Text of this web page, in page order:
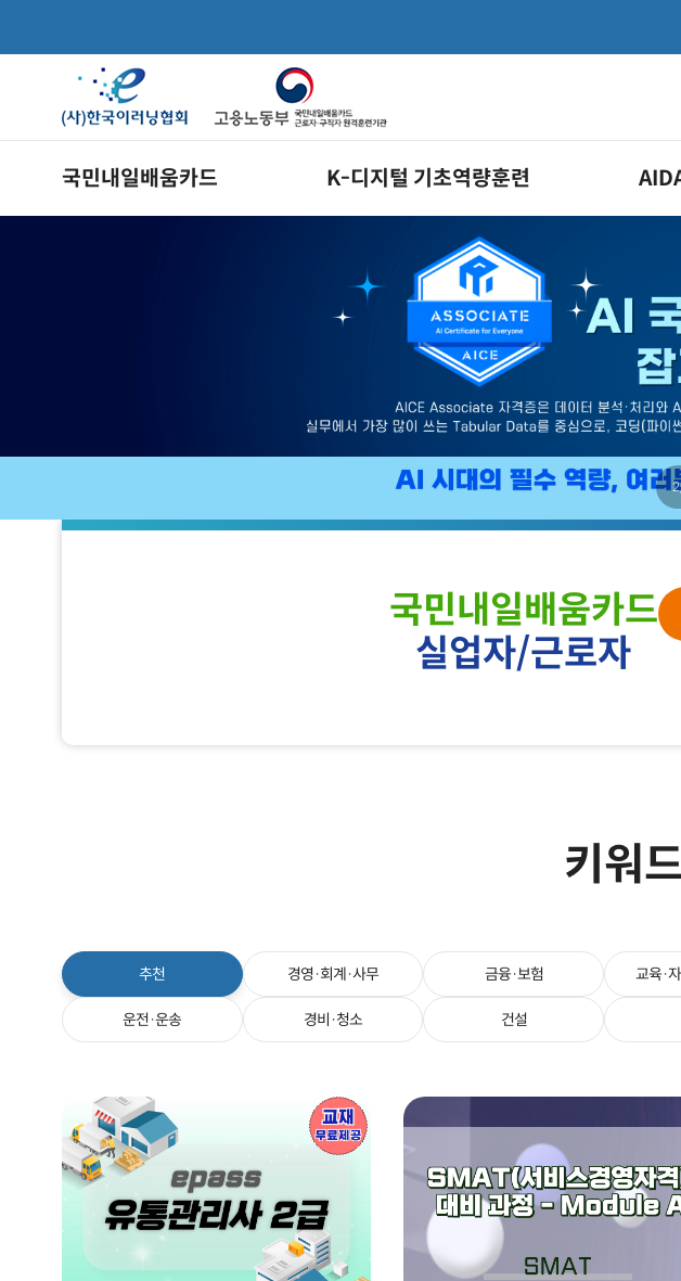
국민내일배움카드 K-디지털 기초역량훈련
2
국민내일배움카드
실업자/근로자
키워
추천 경영·회계·사무 금융·보험 교육·
운전·운송 경비·청소 건설